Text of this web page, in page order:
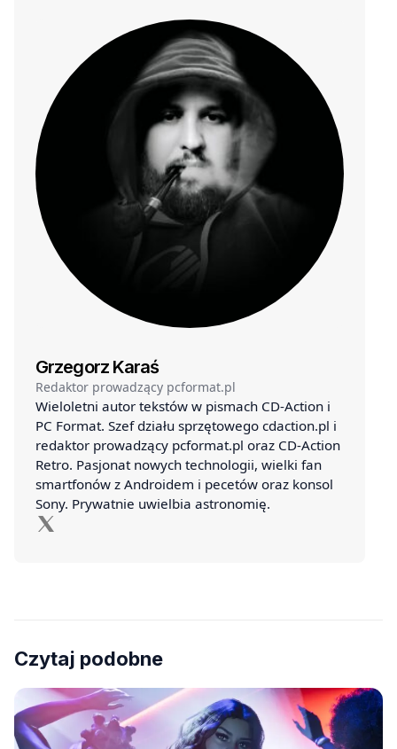
Grzegorz Karaś
Redaktor prowadzący pcformat.pl
Wieloletni autor tekstów w pismach CD-Action i
PC Format. Szef działu sprzętowego cdaction.pl i
redaktor prowadzący pcformat.pl oraz CD-Action
Retro. Pasjonat nowych technologii, wielki fan
smartfonów z Androidem i pecetów oraz konsol
Sony. Prywatnie uwielbia astronomię.
Czytaj podobne